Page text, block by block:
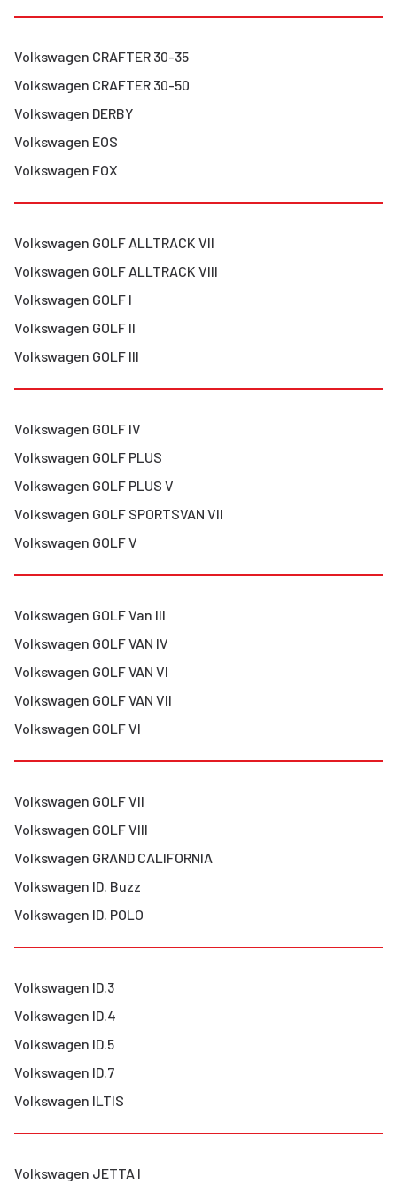
Volkswagen CRAFTER 30-35
Volkswagen CRAFTER 30-50
Volkswagen DERBY
Volkswagen EOS
Volkswagen FOX
Volkswagen GOLF ALLTRACK VII
Volkswagen GOLF ALLTRACK VIII
Volkswagen GOLF I
Volkswagen GOLF II
Volkswagen GOLF III
Volkswagen GOLF IV
Volkswagen GOLF PLUS
Volkswagen GOLF PLUS V
Volkswagen GOLF SPORTSVAN VII
Volkswagen GOLF V
Volkswagen GOLF Van III
Volkswagen GOLF VAN IV
Volkswagen GOLF VAN VI
Volkswagen GOLF VAN VII
Volkswagen GOLF VI
Volkswagen GOLF VII
Volkswagen GOLF VIII
Volkswagen GRAND CALIFORNIA
Volkswagen ID. Buzz
Volkswagen ID. POLO
Volkswagen ID.3
Volkswagen ID.4
Volkswagen ID.5
Volkswagen ID.7
Volkswagen ILTIS
Volkswagen JETTA I